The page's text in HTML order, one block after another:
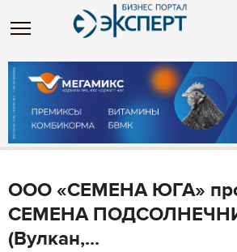
ООО «СЕМЕНА ЮГА»
СЕМЕНА
(Вулкан,...